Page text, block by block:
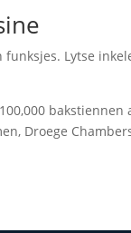
Lytse
bakstiennen
Droege